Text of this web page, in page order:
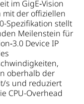
im GigE‑Vision
mit der offiziellen
Spezifikation stellt
Meilenstein für
Device IP
oberhalb der
s und reduziert
CPU-Overhead